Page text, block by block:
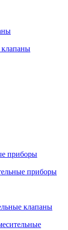
клапаны
приборы
приборы
клапаны